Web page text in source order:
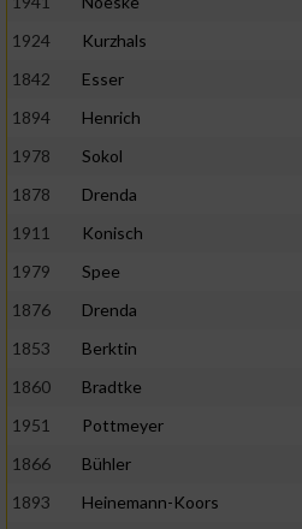
1924
Kurzhals
1842
Esser
1894
Henrich
1978
Sokol
1878
Drenda
1911
Konisch
1979
Spee
1876
Drenda
1853
Berktin
1860
Bradtke
1951
Pottmeyer
1866
Bühler
1893
Heinemann-Koors